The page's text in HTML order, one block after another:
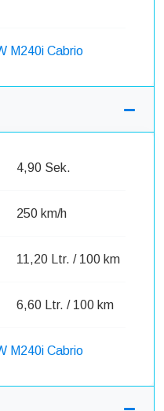
M240i Cabrio
4,90 Sek.
250 km/h
11,20 Ltr. / 100 km
6,60 Ltr. / 100 km
M240i Cabrio